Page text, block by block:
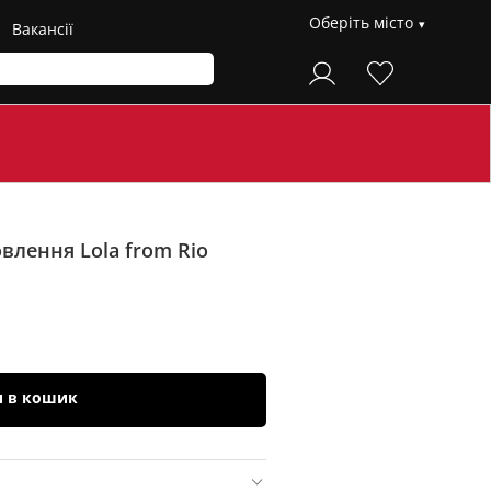
Вакансії Оберіть місто
Lola from Rio
в кошик